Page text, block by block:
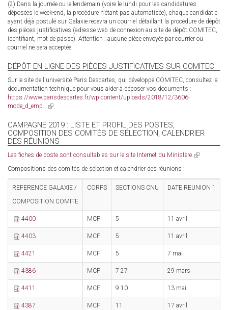
(2) Dans la journée ou le lendemain (voire le lundi pour les candidatures
déposées le week-end, la procédure n'étant pas automatisée), chaque candidat.e
ayant déjà postulé sur Galaxie recevra un courriel détaillant la procédure de dépôt
des pièces justificatives (adresse web de connexion au site de dépôt COMITEC,
identifiant, mot de passe). Attention : aucune pièce envoyée par courrier ou
courriel ne sera acceptée.
DÉPÔT EN LIGNE DES PIÈCES JUSTIFICATIVES SUR COMITEC
Sur le site de l'université Paris Descartes, qui développe COMITEC, consultez la
documentation technique pour vous aider à déposer vos documents :
https://www.parisdescartes.fr/wp-content/uploads/2018/12/3606-
mode_d_emp... (link
external)
CAMPAGNE 2019 : LISTE ET PROFIL DES POSTES,
COMPOSITION DES COMITÉS DE SÉLECTION, CALENDRIER
DES RÉUNIONS
Les fiches de poste sont consultables sur le site Internet du Ministère. (link
Compositions des comités de sélection et calendrier des réunions :
REFERENCE GALAXIE /
COMPOSITION COMITE
CORPS SECTIONS CNU DATE REUNION 1
4400 MCF 5 11 avril
4403 MCF 5 11 avril
4421 MCF 5 7 mai
4386 MCF 7 27 29 mars
4411 MCF 9 10 13 mai
4387 MCF 11 17 avril